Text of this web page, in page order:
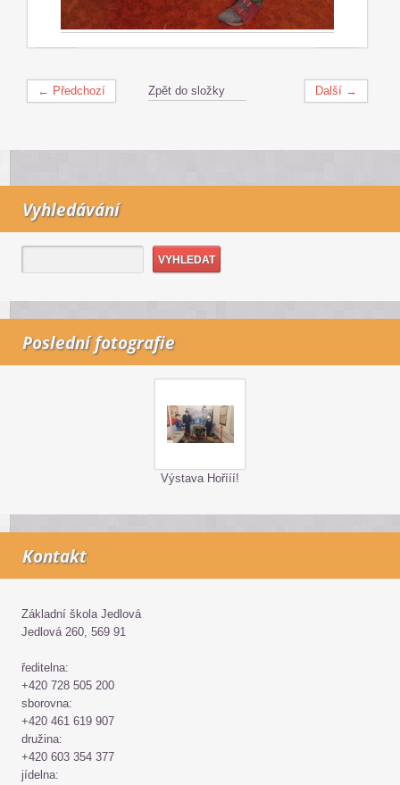
← Předchozí Další →
Zpět do složky
Vyhledávání
Poslední fotografie
Výstava Hořííí!
Kontakt
Základní škola Jedlová
Jedlová 260, 569 91
ředitelna:
+420 728 505 200
sborovna:
+420 461 619 907
družina:
+420 603 354 377
jídelna: